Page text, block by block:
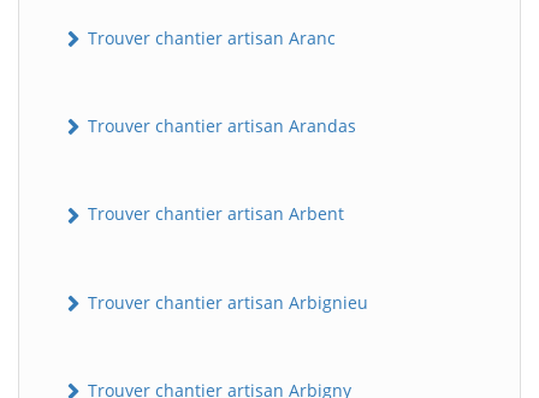
Trouver chantier artisan Aranc
Trouver chantier artisan Arandas
Trouver chantier artisan Arbent
Trouver chantier artisan Arbignieu
Trouver chantier artisan Arbigny